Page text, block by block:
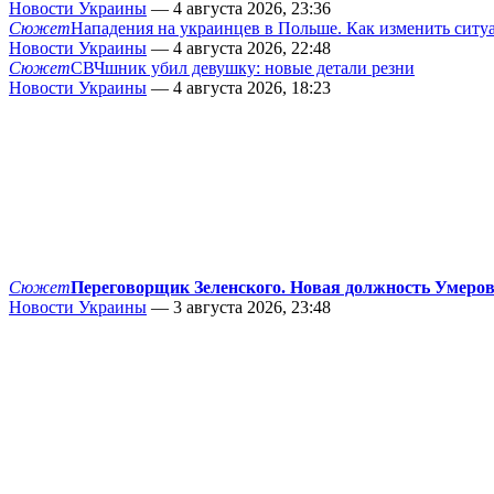
Новости Украины — 4 августа 2026, 23:36
СюжетНападения на украинцев в Польше. Как изменить
Новости Украины — 4 августа 2026, 22:48
СюжетСВЧшник убил девушку: новые детали резни
Новости Украины — 4 августа 2026, 18:23
СюжетПереговорщик Зеленского. Новая должность
Новости Украины — 3 августа 2026, 23:48